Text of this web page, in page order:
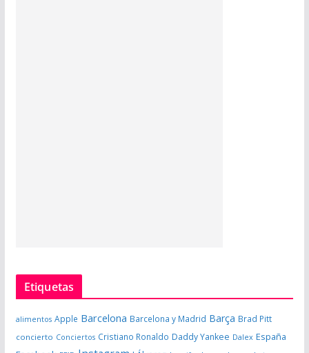
Etiquetas
alimentos Apple Barcelona Barcelona y Madrid Barça Brad Pitt
concierto Conciertos Cristiano Ronaldo Daddy Yankee Dalex España